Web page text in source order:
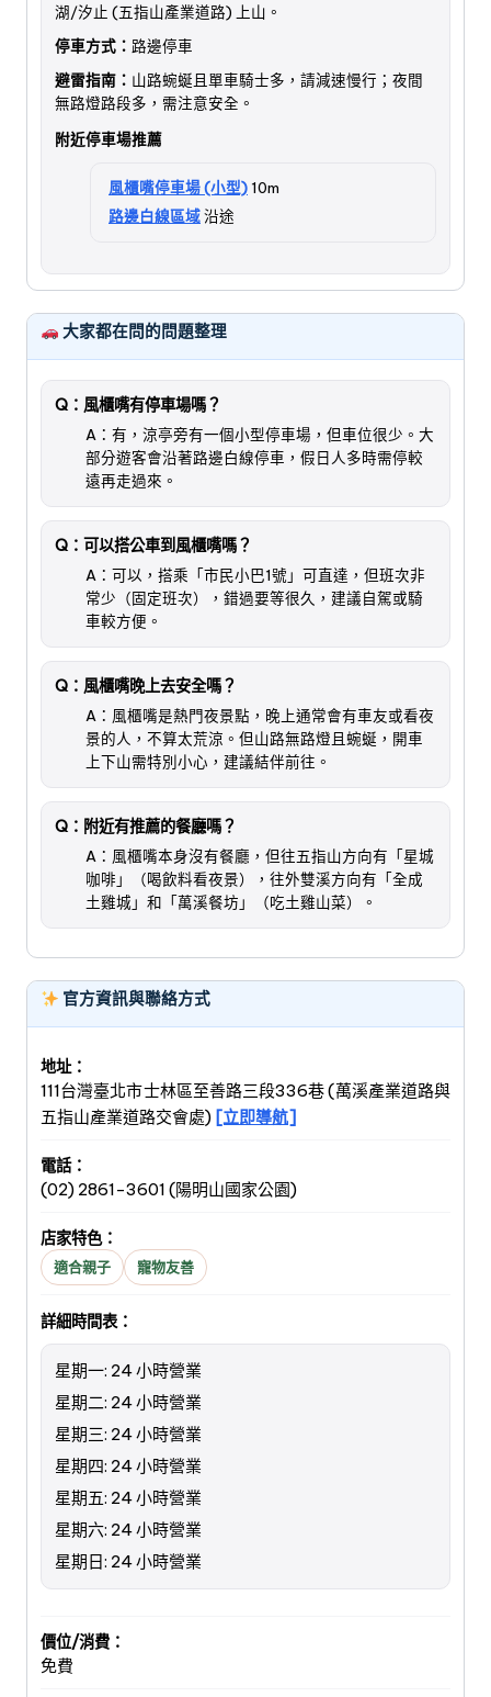
湖/汐止 (五指山產業道路) 上山。
停車方式： 路邊停車
避雷指南： 山路蜿蜒且單車騎士多，請減速慢行；夜間
無路燈路段多，需注意安全。
附近停車場推薦
風櫃嘴停車場 (小型) 10m
路邊白線區域沿途
大家都在問的問題整理
Q：風櫃嘴有停車場嗎？
A：有，涼亭旁有一個小型停車場，但車位很少。大
部分遊客會沿著路邊白線停車，假日人多時需停較
遠再走過來。
Q：可以搭公車到風櫃嘴嗎？
A：可以，搭乘「市民小巴1號」可直達，但班次非
常少（固定班次），錯過要等很久，建議自駕或騎
車較方便。
Q：風櫃嘴晚上去安全嗎？
A：風櫃嘴是熱門夜景點，晚上通常會有車友或看夜
景的人，不算太荒涼。但山路無路燈且蜿蜒，開車
上下山需特別小心，建議結伴前往。
Q：附近有推薦的餐廳嗎？
A：風櫃嘴本身沒有餐廳，但往五指山方向有「星城
咖啡」（喝飲料看夜景），往外雙溪方向有「全成
土雞城」和「萬溪餐坊」（吃土雞山菜）。
官方資訊與聯絡方式
地址：
111台灣臺北市士林區至善路三段336巷 (萬溪產業道路與
五指山產業道路交會處) [立即導航]
電話：
(02) 2861-3601 (陽明山國家公園)
店家特色：
適合親子 寵物友善
詳細時間表：
星期一: 24 小時營業
星期二: 24 小時營業
星期三: 24 小時營業
星期四: 24 小時營業
星期五: 24 小時營業
星期六: 24 小時營業
星期日: 24 小時營業
價位/消費：
免費